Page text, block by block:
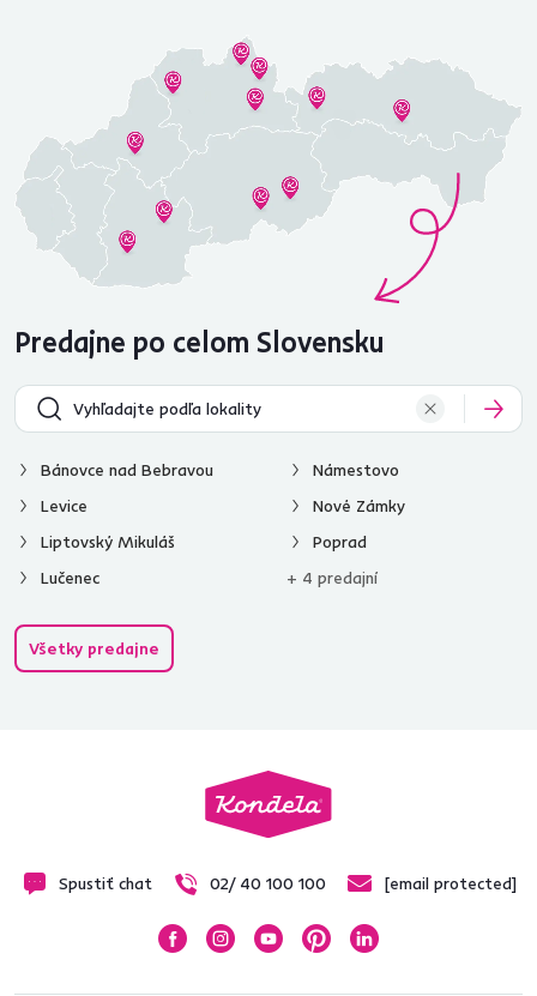
Predajne po celom Slovensku
Bánovce nad Bebravou
Levice
Liptovský Mikuláš
Lučenec
Námestovo
Nové Zámky
Poprad
+ 4 predajní
Všetky predajne
Spustiť chat 02/ 40 100 100 [email protected]